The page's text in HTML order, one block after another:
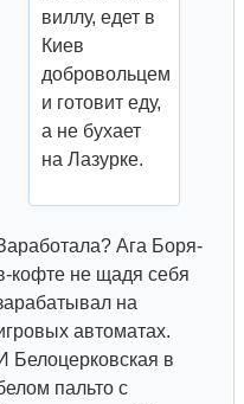
виллу, едет в
Киев
добровольцем
и готовит еду,
а не бухает
на Лазурке.
Ага Боря-
кофте не щадя себя
на
автоматах.
Белоцерковская в
пальто с